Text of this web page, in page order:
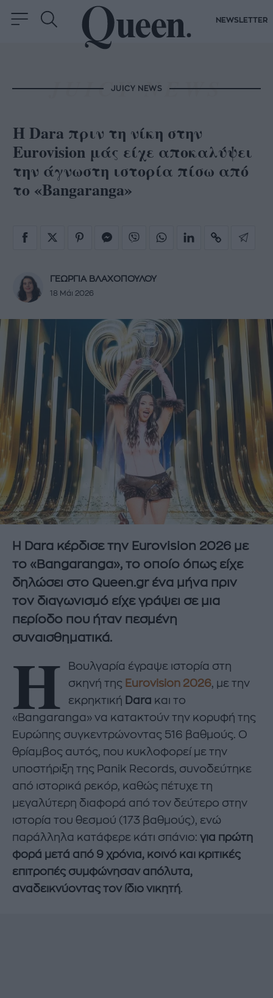
NEWSLETTER
JUICY NEWS
Η Dara πριν τη νίκη στην
Eurovision μάς είχε αποκαλύψει
την άγνωστη ιστορία πίσω από
το «Bangaranga»
ΓΕΩΡΓΙΑ ΒΛΑΧΟΠΟΥΛΟΥ
18 Μάι 2026
Η Dara κέρδισε την Eurovision 2026 με
το «Bangaranga», το οποίο όπως είχε
δηλώσει στο Queen.gr ένα μήνα πριν
τον διαγωνισμό είχε γράψει σε μια
περίοδο που ήταν πεσμένη
συναισθηματικά.
Η
Βουλγαρία έγραψε ιστορία στη
σκηνή της Eurovision 2026, με την
εκρηκτική Dara και το
«Bangaranga» να κατακτούν την κορυφή της
Ευρώπης συγκεντρώνοντας 516 βαθμούς. Ο
θρίαμβος αυτός, που κυκλοφορεί με την
υποστήριξη της Panik Records, συνοδεύτηκε
από ιστορικά ρεκόρ, καθώς πέτυχε τη
μεγαλύτερη διαφορά από τον δεύτερο στην
ιστορία του θεσμού (173 βαθμούς), ενώ
παράλληλα κατάφερε κάτι σπάνιο: για πρώτη
φορά μετά από 9 χρόνια, κοινό και κριτικές
επιτροπές συμφώνησαν απόλυτα,
αναδεικνύοντας τον ίδιο νικητή.